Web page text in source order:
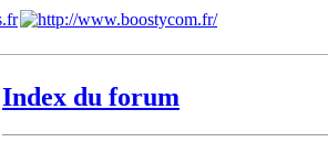
Index du forum